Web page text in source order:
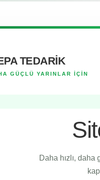
TEDARİK
GÜÇLÜ YARINLAR İÇİN
Daha hızlı,